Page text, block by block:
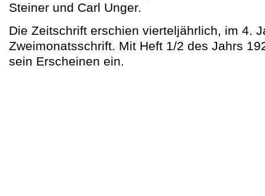
Steiner und Carl Unger.
Die Zeitschrift erschien vierteljährlich, im 4.
Zweimonatsschrift. Mit Heft 1/2 des Jahrs
sein Erscheinen ein.